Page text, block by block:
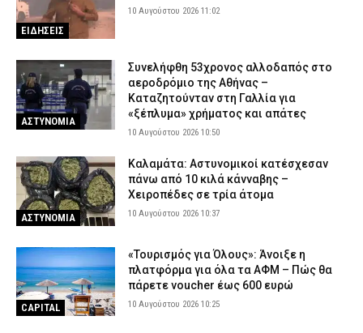
ΕΙΔΗΣΕΙΣ
10 Αυγούστου 2026 11:02
ΑΣΤΥΝΟΜΙΑ
Συνελήφθη 53χρονος αλλοδαπός στο
αεροδρόμιο της Αθήνας –
Καταζητούνταν στη Γαλλία για
«ξέπλυμα» χρήματος και απάτες
10 Αυγούστου 2026 10:50
ΑΣΤΥΝΟΜΙΑ
Καλαμάτα: Αστυνομικοί κατέσχεσαν
πάνω από 10 κιλά κάνναβης –
Χειροπέδες σε τρία άτομα
10 Αυγούστου 2026 10:37
CAPITAL
«Τουρισμός για Όλους»: Άνοιξε η
πλατφόρμα για όλα τα ΑΦΜ – Πώς θα
πάρετε voucher έως 600 ευρώ
10 Αυγούστου 2026 10:25